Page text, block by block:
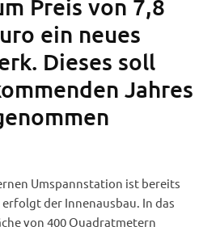
Preis von 7,8
ein neues
Dieses soll
Jahres
Umspannstation ist bereits
der Innenausbau. In das
von 400 Quadratmetern